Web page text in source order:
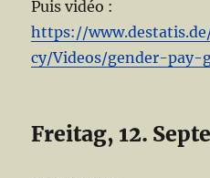
Puis vidéo :
https://
cy/Videos/gender-pay-
Freitag, 12.